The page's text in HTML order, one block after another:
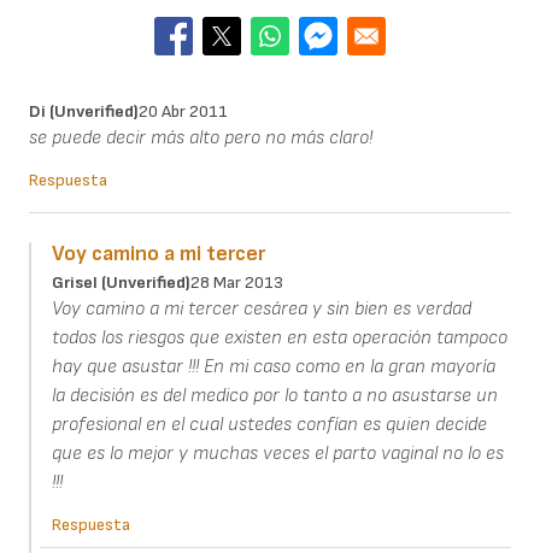
Di (unverified)20 Abr 2011
se puede decir más alto pero no más claro!
Respuesta
Voy camino a mi tercer
Grisel (unverified)28 Mar 2013
Voy camino a mi tercer cesárea y sin bien es verdad
todos los riesgos que existen en esta operación tampoco
hay que asustar !!! En mi caso como en la gran mayoría
la decisión es del medico por lo tanto a no asustarse un
profesional en el cual ustedes confían es quien decide
que es lo mejor y muchas veces el parto vaginal no lo es
!!!
Respuesta